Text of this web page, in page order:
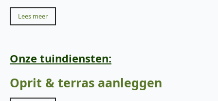
Lees meer
Onze tuindiensten:
Oprit & terras aanleggen